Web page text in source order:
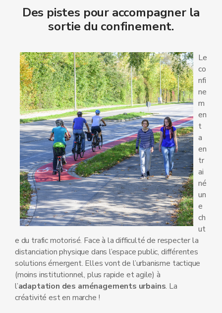
Des pistes pour accompagner la
sortie du confinement.
Le
co
nfi
ne
m
en
t
a
en
tr
ai
né
un
e
ch
ut
e du trafic motorisé. Face à la difficulté de respecter la
distanciation physique dans l’espace public, différentes
solutions émergent. Elles vont de l’urbanisme tactique
(moins institutionnel, plus rapide et agile) à
l’adaptation des aménagements urbains. La
créativité est en marche !